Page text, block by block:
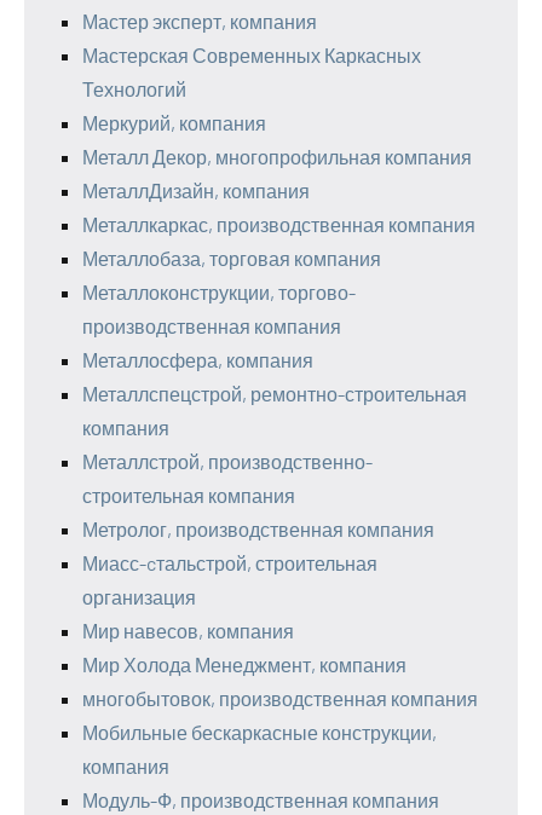
Мастер эксперт, компания
Мастерская Современных Каркасных
Технологий
Меркурий, компания
Металл Декор, многопрофильная компания
МеталлДизайн, компания
Металлкаркас, производственная компания
Металлобаза, торговая компания
Металлоконструкции, торгово-
производственная компания
Металлосфера, компания
Металлспецстрой, ремонтно-строительная
компания
Металлстрой, производственно-
строительная компания
Метролог, производственная компания
Миасс-cтальстрой, строительная
организация
Мир навесов, компания
Мир Холода Менеджмент, компания
многобытовок, производственная компания
Мобильные бескаркасные конструкции,
компания
Модуль-Ф, производственная компания